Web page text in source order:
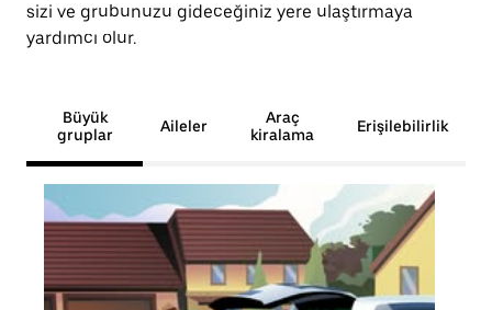
sizi ve grubunuzu gideceğiniz yere ulaştırmaya
yardımcı olur.
Büyük
gruplar
Aileler
Araç
kiralama
Erişilebilirlik